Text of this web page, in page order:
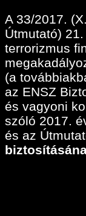
A 33/2017.
Útmutató)
terrorizmus
(a
az ENSZ
és vagyoni
szóló 2017.
és az